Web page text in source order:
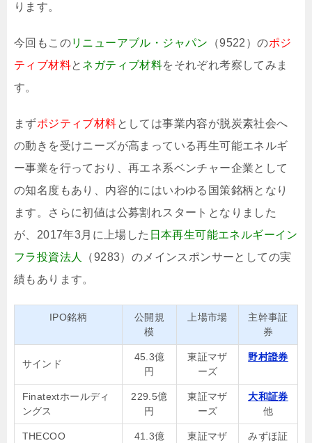
ります。
今回もこのリニューアブル・ジャパン （9522）のポジ
ティブ材料と ネガティブ材料をそれぞれ考察してみま
す。
まずポジティブ材料としては事業内容が脱炭素社会へ
の動きを受けニーズが高まっている再生可能エネルギ
ー事業を行っており、再エネ系ベンチャー企業として
の知名度もあり、内容的にはいわゆる国策銘柄となり
ます。さらに初値は公募割れスタートとなりました
が、2017年3月に上場した 日本再生可能エネルギーイン
フラ投資法人
（9283）のメインスポンサーとしての実
績もあります。
IPO銘柄
公開規
模
上場市場
主幹事証
券
サインド
45.3億
円
東証マザ
ーズ
野村證券
Finatextホールディ
ングス
229.5億
円
東証マザ
ーズ
大和証券
他
THECOO
41.3億
東証マザ
みずほ証